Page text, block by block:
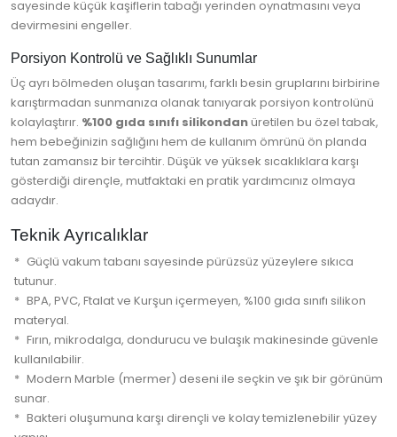
sayesinde küçük kaşiflerin tabağı yerinden oynatmasını veya
devirmesini engeller.
Porsiyon Kontrolü ve Sağlıklı Sunumlar
Üç ayrı bölmeden oluşan tasarımı, farklı besin gruplarını birbirine
karıştırmadan sunmanıza olanak tanıyarak porsiyon kontrolünü
kolaylaştırır. %100 gıda sınıfı silikondanüretilen bu özel tabak,
hem bebeğinizin sağlığını hem de kullanım ömrünü ön planda
tutan zamansız bir tercihtir. Düşük ve yüksek sıcaklıklara karşı
gösterdiği dirençle, mutfaktaki en pratik yardımcınız olmaya
adaydır.
Teknik Ayrıcalıklar
Güçlü vakum tabanı sayesinde pürüzsüz yüzeylere sıkıca
tutunur.
BPA, PVC, Ftalat ve Kurşun içermeyen, %100 gıda sınıfı silikon
materyal.
Fırın, mikrodalga, dondurucu ve bulaşık makinesinde güvenle
kullanılabilir.
Modern Marble (mermer) deseni ile seçkin ve şık bir görünüm
sunar.
Bakteri oluşumuna karşı dirençli ve kolay temizlenebilir yüzey